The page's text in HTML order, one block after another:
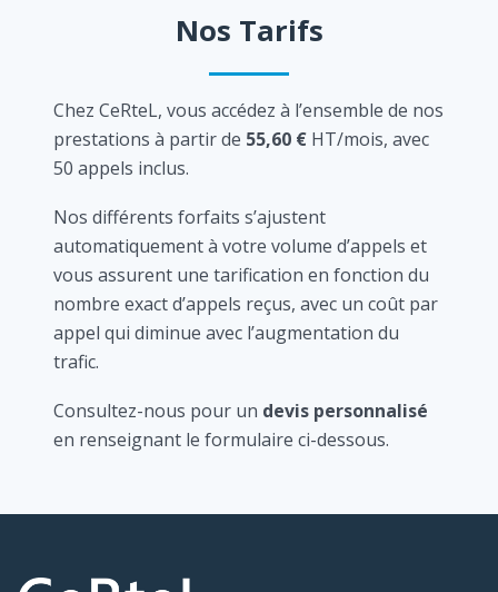
Nos Tarifs
Chez CeRteL, vous accédez à l’ensemble de nos
prestations à partir de 55,60 € HT/mois, avec
50 appels inclus.
Nos différents forfaits s’ajustent
automatiquement à votre volume d’appels et
vous assurent une tarification en fonction du
nombre exact d’appels reçus, avec un coût par
appel qui diminue avec l’augmentation du
trafic.
Consultez-nous pour un devis personnalisé
en renseignant le formulaire ci-dessous.